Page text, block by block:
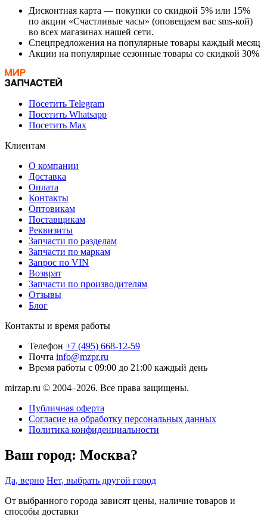
Дисконтная карта — покупки со скидкой 5% или 15%
по акции «Счастливые часы» (оповещаем вас sms-кой)
во всех магазинах нашей сети.
Спецпредложения на популярные товары каждый месяц
Акции на популярные сезонные товары со скидкой 30%
Посетить Telegram
Посетить Whatsapp
Посетить Max
Клиентам
О компании
Доставка
Оплата
Контакты
Оптовикам
Поставщикам
Реквизиты
Запчасти по разделам
Запчасти по маркам
Запрос по VIN
Возврат
Запчасти по производителям
Отзывы
Блог
Контакты и время работы
Телефон +7 (495) 668-12-59
Почта info@mzpr.ru
Время работы с 09:00 до 21:00 каждый день
mirzap.ru © 2004–2026. Все права защищены.
Публичная оферта
Согласие на обработку персональных данных
Политика конфиденциальности
Ваш город: Москва?
Да, верно Нет, выбрать другой город
От выбранного города зависят цены, наличие товаров и
способы доставки